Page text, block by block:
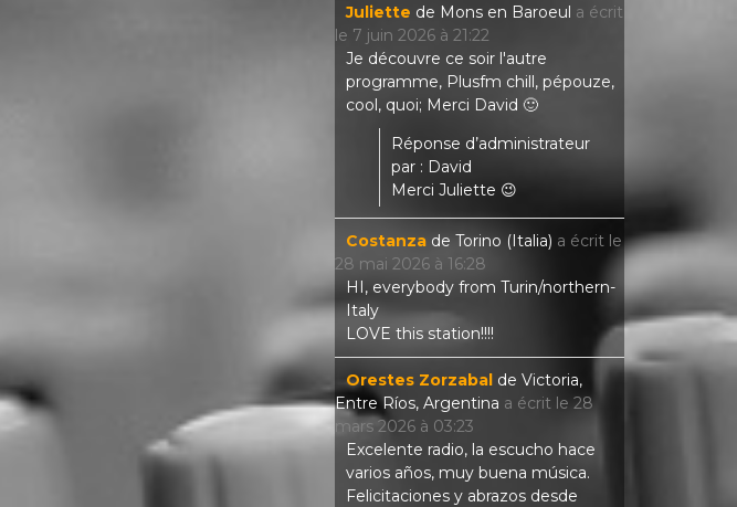
Juliette de Mons en Baroeul a écrit
le 7 juin 2026 à 21:22
Je découvre ce soir l'autre
programme, Plusfm chill, pépouze,
cool, quoi; Merci David 🙂
Réponse d’administrateur
par : David
Merci Juliette 😉
Costanza de Torino (Italia) a écrit le
28 mai 2026 à 16:28
HI, everybody from Turin/northern-
Italy
LOVE this station!!!!
Orestes Zorzabal de Victoria,
Entre Ríos, Argentina a écrit le 28
mars 2026 à 03:23
Excelente radio, la escucho hace
varios años, muy buena música.
Felicitaciones y abrazos desde